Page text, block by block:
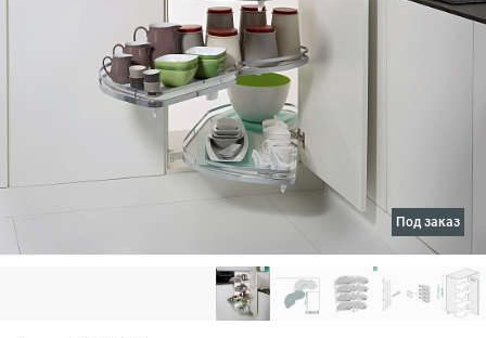
под заказ